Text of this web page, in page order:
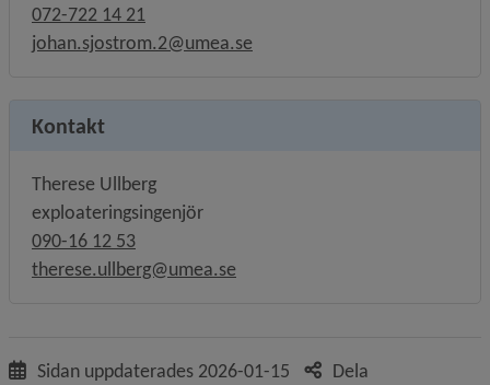
072-722 14 21
johan.sjostrom.2@umea.se
Kontakt
Therese Ullberg
exploateringsingenjör
090-16 12 53
therese.ullberg@umea.se
Sidan uppdaterades 2026-01-15 Dela